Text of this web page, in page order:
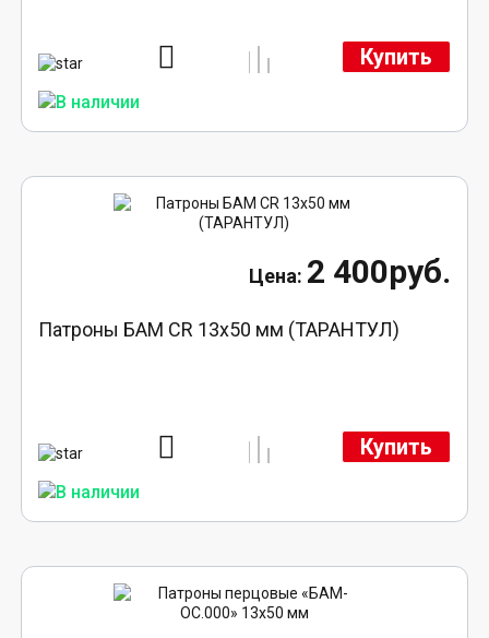
Купить
2 400руб.
Патроны БАМ CR 13х50 мм (ТАРАНТУЛ)
Купить